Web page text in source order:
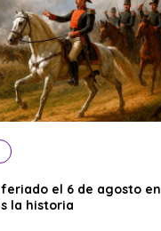
feriado el 6 de agosto en
la historia